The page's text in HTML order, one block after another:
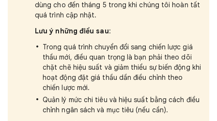
dùng cho đến tháng 5 trong khi chúng tôi hoàn tất
quá trình cập nhật.
Lưu ý những điều sau:
Trong quá trình chuyển đổi sang chiến lược giá
thầu mới, điều quan trọng là bạn phải theo dõi
chặt chẽ hiệu suất và giảm thiểu sự biến động khi
hoạt động đặt giá thầu dần điều chỉnh theo
chiến lược mới.
Quản lý mức chi tiêu và hiệu suất bằng cách điều
chỉnh ngân sách và mục tiêu (nếu cần).